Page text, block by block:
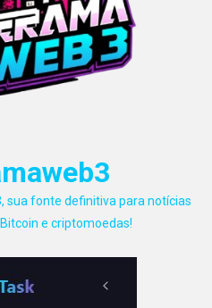
sua fonte definitiva para notícias
e criptomoedas!